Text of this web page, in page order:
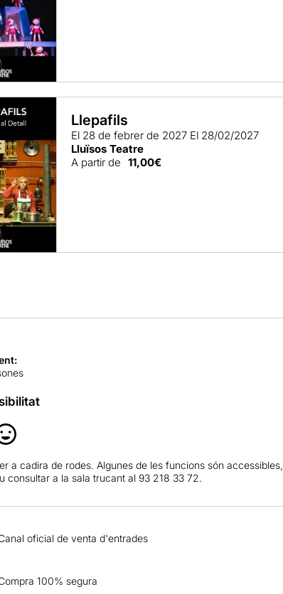
Llepafils
El 28 de febrer de 2027 El 28/02/2027
Lluïsos Teatre
A partir de 11,00€
a cadira de rodes. Algunes de les funcions són accessibles,
consultar a la sala trucant al 93 218 33 72.
oficial de venta d'entrades
100% segura